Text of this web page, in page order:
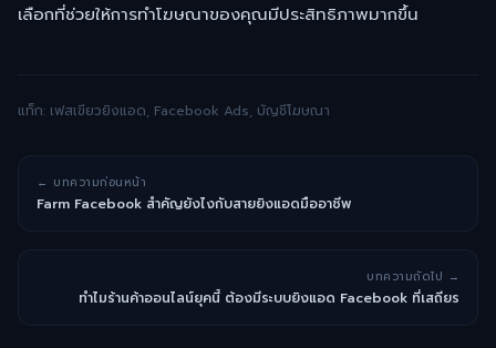
เลือกที่ช่วยให้การทำโฆษณาของคุณมีประสิทธิภาพมากขึ้น
แท็ก: เฟสเขียวยิงแอด, Facebook Ads, บัญชีโฆษณา
← บทความก่อนหน้า
Farm Facebook สำคัญยังไงกับสายยิงแอดมืออาชีพ
บทความถัดไป →
ทำไมร้านค้าออนไลน์ยุคนี้ ต้องมีระบบยิงแอด Facebook ที่เสถียร